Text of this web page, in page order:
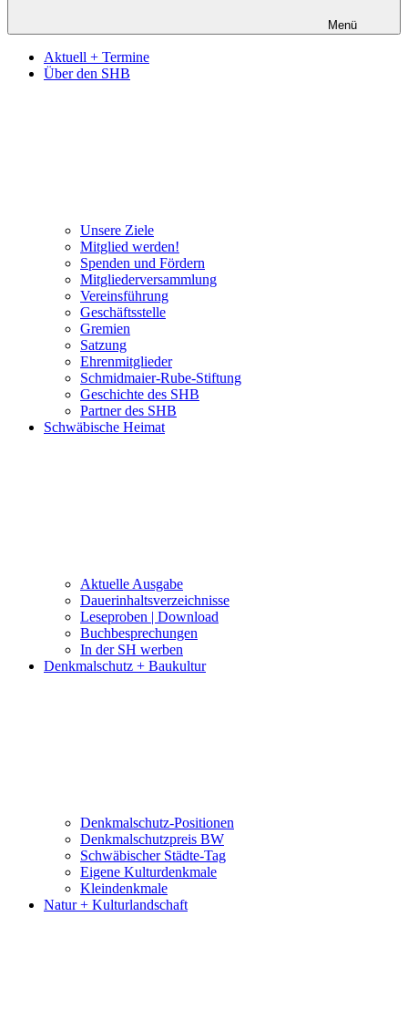
Menü
Aktuell + Termine
Über den SHB
Unsere Ziele
Mitglied werden!
Spenden und Fördern
Mitgliederversammlung
Vereinsführung
Geschäftsstelle
Gremien
Satzung
Ehrenmitglieder
Schmidmaier-Rube-Stiftung
Geschichte des SHB
Partner des SHB
Schwäbische Heimat
Aktuelle Ausgabe
Dauerinhaltsverzeichnisse
Leseproben | Download
Buchbesprechungen
In der SH werben
Denkmalschutz + Baukultur
Denkmalschutz-Positionen
Denkmalschutzpreis BW
Schwäbischer Städte-Tag
Eigene Kulturdenkmale
Kleindenkmale
Natur + Kulturlandschaft